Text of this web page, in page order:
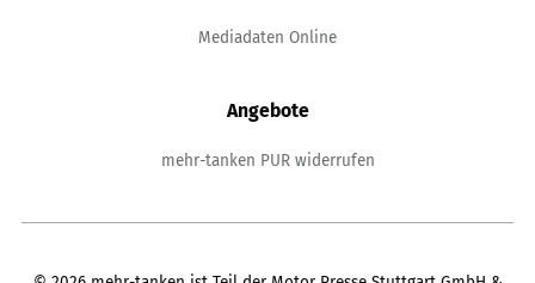
Mediadaten Online
Angebote
mehr-tanken PUR widerrufen